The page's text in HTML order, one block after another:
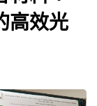
高效光